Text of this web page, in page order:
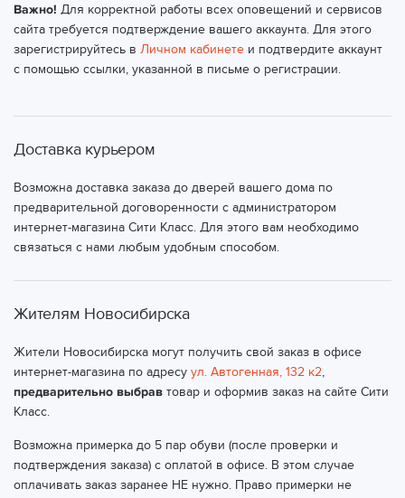
Важно! Для корректной работы всех оповещений и сервисов
сайта требуется подтверждение вашего аккаунта. Для этого
зарегистрируйтесь в Личном кабинете и подтвердите аккаунт
с помощью ссылки, указанной в письме о регистрации.
Доставка курьером
Возможна доставка заказа до дверей вашего дома по
предварительной договоренности с администратором
интернет-магазина Сити Класс. Для этого вам необходимо
связаться с нами любым удобным способом.
Жителям Новосибирска
Жители Новосибирска могут получить свой заказ в офисе
интернет-магазина по адресу ул. Автогенная, 132 к2,
предварительно выбрав товар и оформив заказ на сайте Сити
Класс.
Возможна примерка до 5 пар обуви (после проверки и
подтверждения заказа) с оплатой в офисе. В этом случае
оплачивать заказ заранее НЕ нужно. Право примерки не